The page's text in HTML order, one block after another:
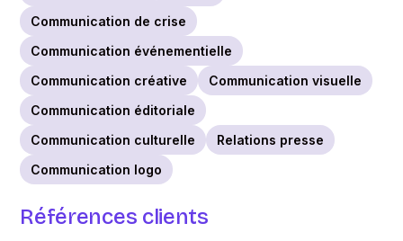
Communication de crise
Communication événementielle
Communication créative
Communication visuelle
Communication éditoriale
Communication culturelle
Relations presse
Communication logo
Références clients